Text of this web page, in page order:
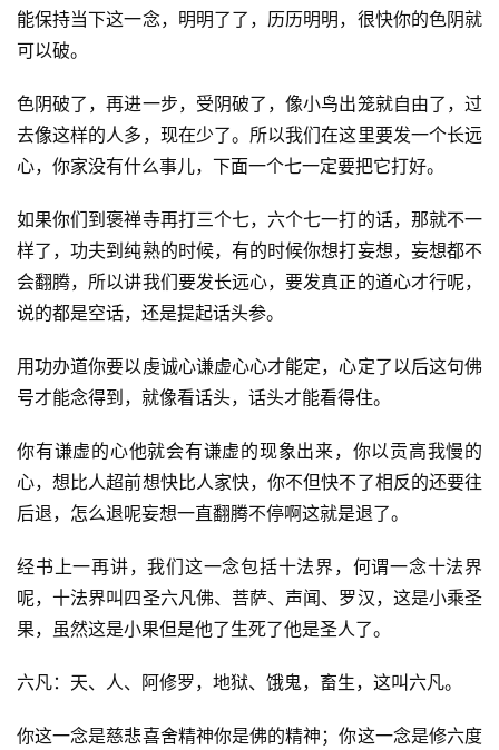
能保持当下这一念，明明了了，历历明明，很快你的色阴就
可以破。
色阴破了，再进一步，受阴破了，像小鸟出笼就自由了，过
去像这样的人多，现在少了。所以我们在这里要发一个长远
心，你家没有什么事儿，下面一个七一定要把它打好。
如果你们到褒禅寺再打三个七，六个七一打的话，那就不一
样了，功夫到纯熟的时候，有的时候你想打妄想，妄想都不
会翻腾，所以讲我们要发长远心，要发真正的道心才行呢，
说的都是空话，还是提起话头参。
用功办道你要以虔诚心谦虚心心才能定，心定了以后这句佛
号才能念得到，就像看话头，话头才能看得住。
你有谦虚的心他就会有谦虚的现象出来，你以贡高我慢的
心，想比人超前想快比人家快，你不但快不了相反的还要往
后退，怎么退呢妄想一直翻腾不停啊这就是退了。
经书上一再讲，我们这一念包括十法界，何谓一念十法界
呢，十法界叫四圣六凡佛、菩萨、声闻、罗汉，这是小乘圣
果，虽然这是小果但是他了生死了他是圣人了。
六凡：天、人、阿修罗，地狱、饿鬼，畜生，这叫六凡。
你这一念是慈悲喜舍精神你是佛的精神；你这一念是修六度